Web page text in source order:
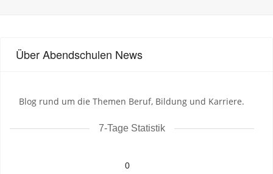
Über Abendschulen News
Blog rund um die Themen Beruf, Bildung und Karriere.
7-Tage Statistik
0